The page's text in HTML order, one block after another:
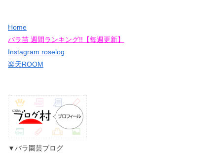
Home
バラ苗 週間ランキング!!【毎週更新】
Instagram roselog
楽天ROOM
▼バラ園芸ブログ